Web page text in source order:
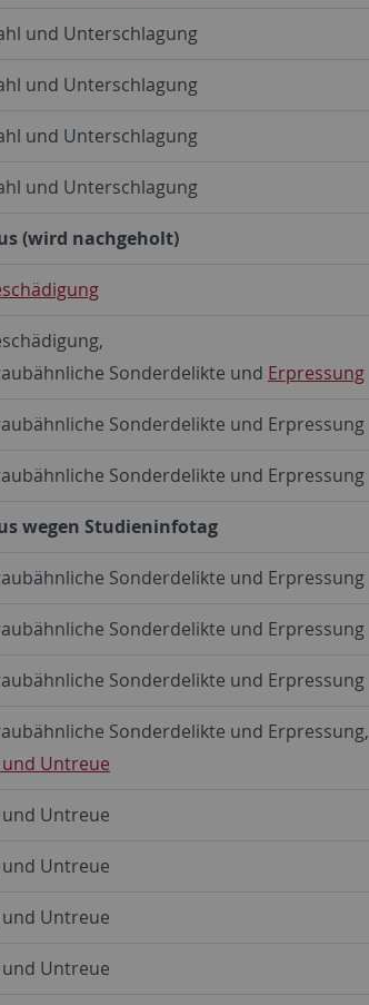
und Unterschlagung
und Unterschlagung
und Unterschlagung
und Unterschlagung
(wird nachgeholt)
Sonderdelikte und Erpressung
Sonderdelikte und Erpressung
Sonderdelikte und Erpressung
wegen Studieninfotag
Sonderdelikte und Erpressung
Sonderdelikte und Erpressung
Sonderdelikte und Erpressung
Sonderdelikte und Erpressung,
Untreue
Untreue
Untreue
Untreue
Untreue